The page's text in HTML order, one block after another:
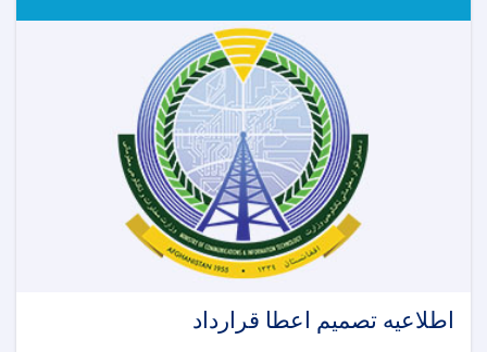
اطلاعیه تصمیم اعطا قرارداد